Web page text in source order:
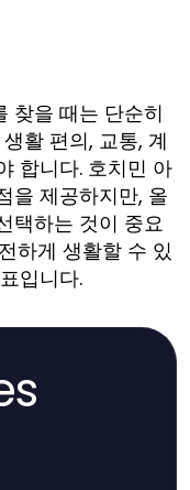
찾을 때는 단순히
활 편의, 교통, 계
합니다. 호치민 아
을 제공하지만, 올
택하는 것이 중요
하게 생활할 수 있
입니다.